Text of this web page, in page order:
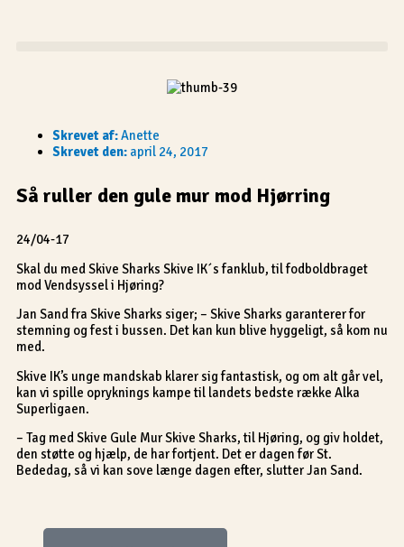
Skrevet af:Anette
Skrevet den: april 24, 2017
Så ruller den gule mur mod Hjørring
24/04-17
Skal du med Skive Sharks Skive IK´s fanklub, til fodboldbraget
mod Vendsyssel i Hjøring?
Jan Sand fra Skive Sharks siger; – Skive Sharks garanterer for
stemning og fest i bussen. Det kan kun blive hyggeligt, så kom nu
med.
Skive IK’s unge mandskab klarer sig fantastisk, og om alt går vel,
kan vi spille opryknings kampe til landets bedste række Alka
Superligaen.
– Tag med Skive Gule Mur Skive Sharks, til Hjøring, og giv holdet,
den støtte og hjælp, de har fortjent. Det er dagen før St.
Bededag, så vi kan sove længe dagen efter, slutter Jan Sand.